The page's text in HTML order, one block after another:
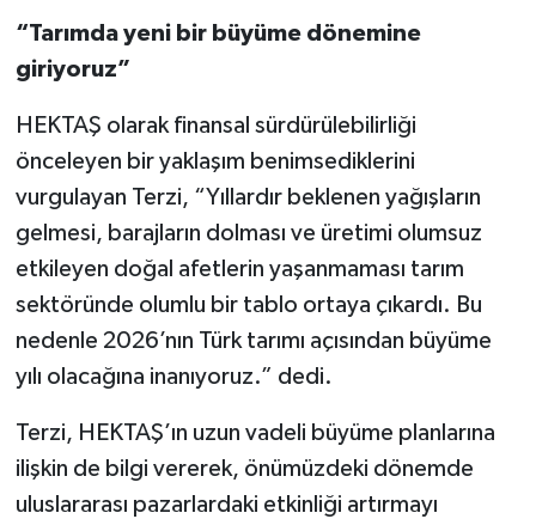
“Tarımda yeni bir büyüme dönemine
giriyoruz”
HEKTAŞ olarak finansal sürdürülebilirliği
önceleyen bir yaklaşım benimsediklerini
vurgulayan Terzi, “Yıllardır beklenen yağışların
gelmesi, barajların dolması ve üretimi olumsuz
etkileyen doğal afetlerin yaşanmaması tarım
sektöründe olumlu bir tablo ortaya çıkardı. Bu
nedenle 2026’nın Türk tarımı açısından büyüme
yılı olacağına inanıyoruz.” dedi.
Terzi, HEKTAŞ’ın uzun vadeli büyüme planlarına
ilişkin de bilgi vererek, önümüzdeki dönemde
uluslararası pazarlardaki etkinliği artırmayı